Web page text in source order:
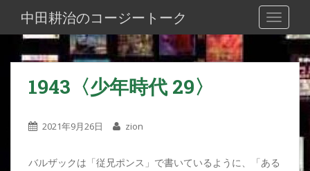
i
中田耕治のコージートーク
1943〈少年時代 29〉
2021年9月26日 zion
バルザックは「従兄ポンス」で書いているように、「ある